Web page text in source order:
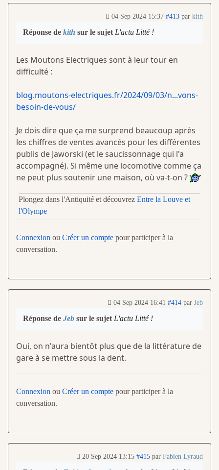
04 Sep 2024 15:37 #413 par kith
Réponse de kith sur le sujet L'actu Litté !
Les Moutons Electriques sont à leur tour en
difficulté :
blog.moutons-electriques.fr/2024/09/03/n...vons-
besoin-de-vous/
Je dois dire que ça me surprend beaucoup après
les chiffres de ventes avancés pour les différentes
publis de Jaworski (et le saucissonnage qui l'a
accompagné). Si même une locomotive comme ça
ne peut plus soutenir une maison, où va-t-on ?
Plongez dans l'Antiquité et découvrez Entre la Louve et
l'Olympe
Connexion ou Créer un compte pour participer à la
conversation.
04 Sep 2024 16:41 #414 par Jeb
Réponse de Jeb sur le sujet L'actu Litté !
Oui, on n'aura bientôt plus que de la littérature de
gare à se mettre sous la dent.
Connexion ou Créer un compte pour participer à la
conversation.
20 Sep 2024 13:15 #415 par Fabien Lyraud